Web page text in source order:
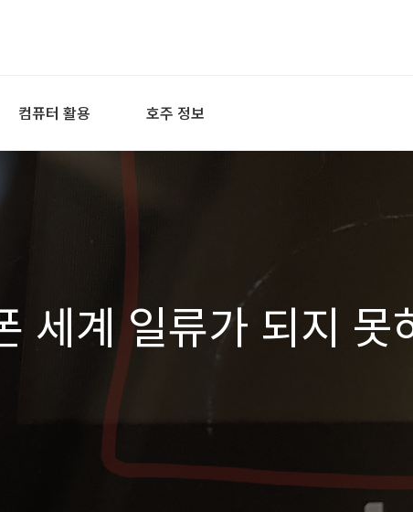
컴퓨터 활용 호주 정보